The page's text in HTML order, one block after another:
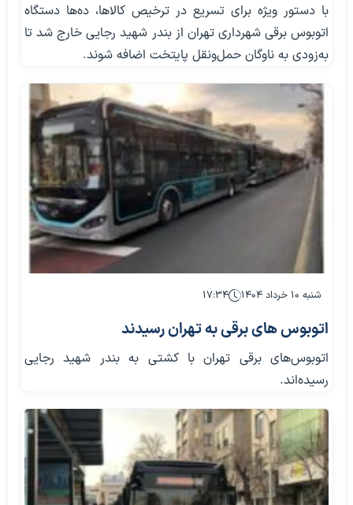
با دستور ویژه برای تسریع در ترخیص کالاها، ده‌ها دستگاه
اتوبوس برقی شهرداری تهران از بندر شهید رجایی خارج شد تا
به‌زودی به ناوگان حمل‌ونقل پایتخت اضافه شوند.
شنبه ۱۰ خرداد ۱۴۰۴ ۱۷:۳۴
اتوبوس های برقی به تهران رسیدند
اتوبوس‌های برقی تهران با کشتی به بندر شهید رجایی
رسیده‌اند.